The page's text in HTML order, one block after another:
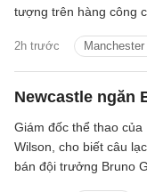
2h trước Manchester
tượng trên hàng công
Wayne Rooney thứ hai
tiền đạo 28 tuổi giờ
mình sẽ thi đấu ở đâu
Newcastle ngăn
Giám đốc thể thao của
Wilson, cho biết câu
bán đội trưởng Bruno